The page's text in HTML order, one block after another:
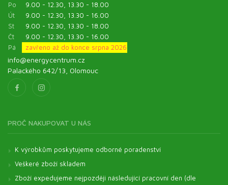
Po
9.00 - 12.30, 13.30 - 18.00
Út
9.00 - 12.30, 13.30 - 16.00
St
9.00 - 12.30, 13.30 - 18.00
Čt
9.00 - 12.30, 13.30 - 16.00
Pá
zavřeno až do konce srpna 2026
info@energycentrum.cz
Palackého 642/13, Olomouc
PROČ NAKUPOVAT U NÁS
K výrobkům poskytujeme odborné poradenství
Veškeré zboží skladem
Zboží expedujeme nejpozději následující pracovní den (dle